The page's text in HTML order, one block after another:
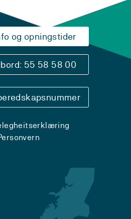
og opningstider
55 58 58 00